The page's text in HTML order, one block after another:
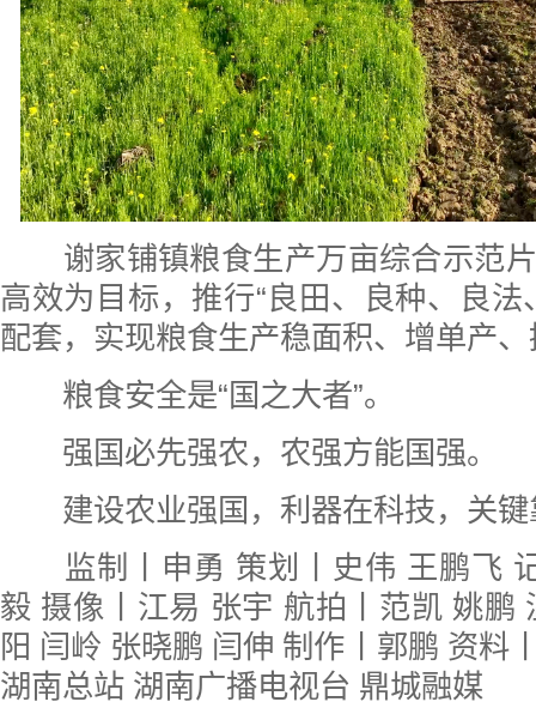
谢家铺镇粮食生产万亩综合示范片
高效为目标，推行“良田、良种、良法
配套，实现粮食生产稳面积、增单产
粮食安全是“国之大者”。
强国必先强农，农强方能国强。
建设农业强国，利器在科技，关键
监制丨申勇 策划丨史伟 王鹏飞
毅 摄像丨江易 张宇 航拍丨范凯 姚鹏
阳 闫岭 张晓鹏 闫伸 制作丨郭鹏 资料
湖南总站 湖南广播电视台 鼎城融媒